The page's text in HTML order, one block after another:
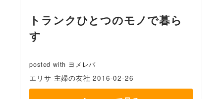
トランクひとつのモノで暮ら
す
posted with ヨメレバ
エリサ 主婦の友社 2016-02-26